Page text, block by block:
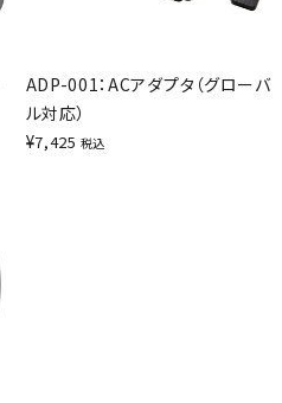
ADP-001：ACアダプタ（グローバ
ル対応）
¥7,425 税込